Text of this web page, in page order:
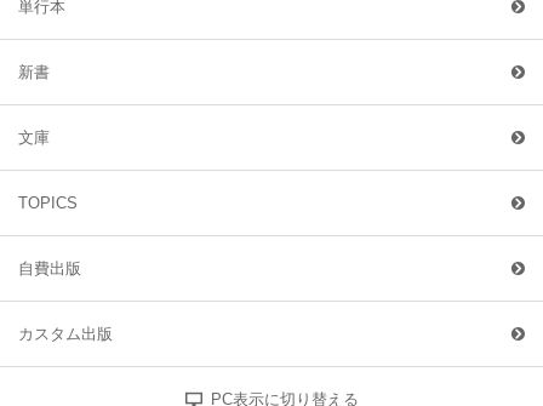
単行本
新書
文庫
TOPICS
自費出版
カスタム出版
PC表示に切り替える